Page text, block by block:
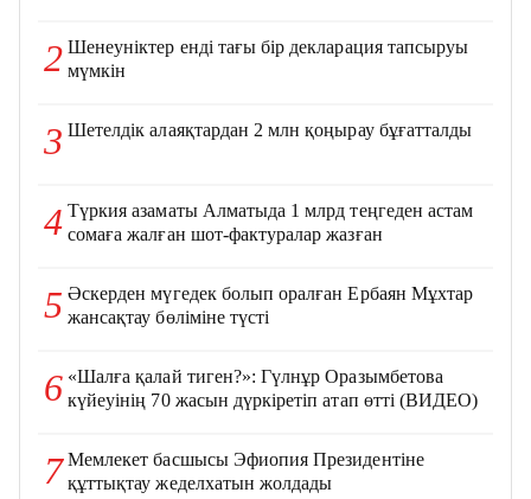
2 Шенеуніктер енді тағы бір декларация тапсыруы
мүмкін
3 Шетелдік алаяқтардан 2 млн қоңырау бұғатталды
4 Түркия азаматы Алматыда 1 млрд теңгеден астам
сомаға жалған шот-фактуралар жазған
5 Әскерден мүгедек болып оралған Ербаян Мұхтар
жансақтау бөліміне түсті
6 «Шалға қалай тиген?»: Гүлнұр Оразымбетова
күйеуінің 70 жасын дүркіретіп атап өтті (ВИДЕО)
7Мемлекет басшысы Эфиопия Президентіне
құттықтау жеделхатын жолдады